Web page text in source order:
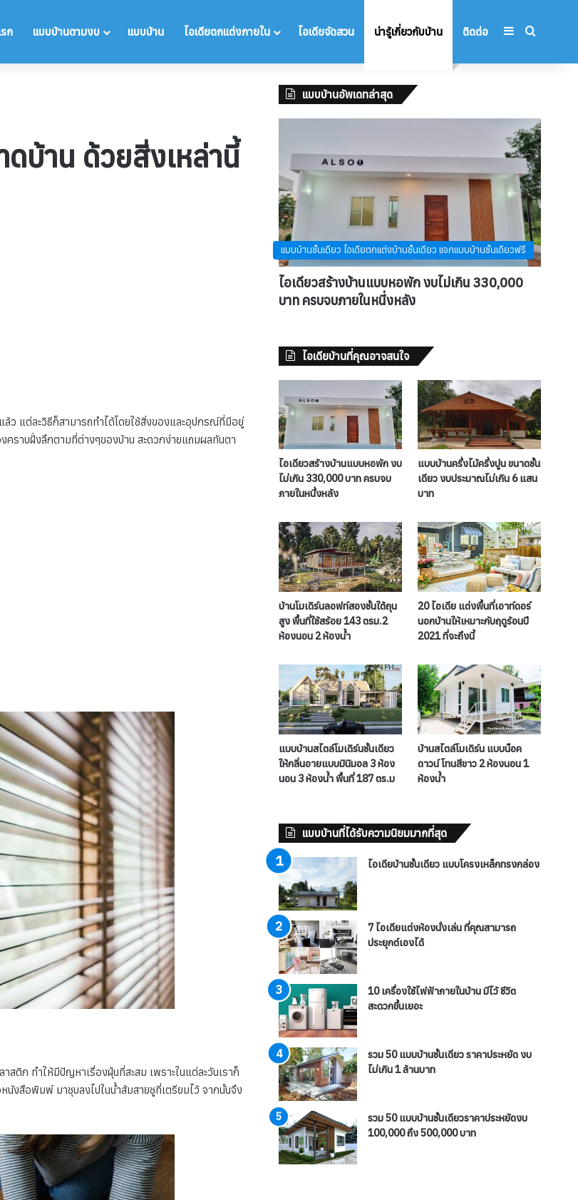
ก แบบบ้านตามงบ แบบบ้าน ไอเดียตกแต่งภายใน ไอเดียจัดสวน น่ารู้เกี่ยวกับบ้าน ติดต่อ SidebarSearch
บ้าน ด้วยสิ่งเหล่านี้
ล้ว แต่ละวิธีก็สามารถทำได้โดยใช้สิ่งของและอุปกรณ์ที่มีอยู่
คราบฝั่งลึกตามที่ต่างๆของบ้าน สะดวกง่ายแถมผลทันตา
ติก ทำให้มีปัญหาเรื่องฝุ่นที่สะสม เพราะในแต่ละวันเราก็
นังสือพิมพ์ มาชุบลงไปในน้ำส้มสายชูที่เตรียมไว้ จากนั้นจึง
แบบบ้านอัพเดทล่าสุด
แบบบ้านชั้นเดียว ไอเดียตกแต่งบ้านชั้นเดียว แจกแบบบ้านชั้นเดียวฟรี
ไอเดียวสร้างบ้านแบบหอพัก งบไม่เกิน 330,000
บาท ครบจบภายในหนึ่งหลัง
ไอเดียบ้านที่คุณอาจสนใจ
ไอเดียวสร้างบ้านแบบหอพัก งบ
ไม่เกิน 330,000 บาท ครบจบ
ภายในหนึ่งหลัง
แบบบ้านครึ่งไม้ครึ่งปูน ขนาดชั้น
เดียว งบประมาณไม่เกิน 6 แสน
บาท
บ้านโมเดิร์นลอฟท์สองชั้นใต้ถุน
สูง พื้นที่ใช้สร้อย 143 ตรม.2
ห้องนอน 2 ห้องน้ำ
20 ไอเดีย แต่งพื้นที่เอาท์ดอร์
นอกบ้านให้เหมาะกับฤดูร้อนปี
2021 ที่จะถึงนี้
แบบบ้านสไตล์โมเดิร์นชั้นเดียว
ให้กลิ่นอายแบบมินิมอล 3 ห้อง
นอน 3 ห้องน้ำ พื้นที่ 187 ตร.ม
บ้านสไตล์โมเดิร์น แบบน็อค
ดาวน์ โทนสีขาว 2 ห้องนอน 1
ห้องน้ำ
แบบบ้านที่ได้รับความนิยมมากที่สุด
ไอเดียบ้านชั้นเดียว แบบโครงเหล็กทรงกล่อง
7 ไอเดียแต่งห้องนั่งเล่น ที่คุณสามารถ
ประยุกต์เองได้
10 เครื่องใช้ไฟฟ้าภายในบ้าน มีไว้ ชีวิต
สะดวกขึ้นเยอะ
รวม 50 แบบบ้านชั้นเดียว ราคาประหยัด งบ
ไม่เกิน 1 ล้านบาท
รวม 50 แบบบ้านชั้นเดียวราคาประหยัดงบ
100,000 ถึง 500,000 บาท